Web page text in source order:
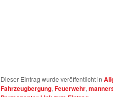
Dieser Eintrag wurde veröffentlicht in
Fahrzeugbergung,Feuerwehr,